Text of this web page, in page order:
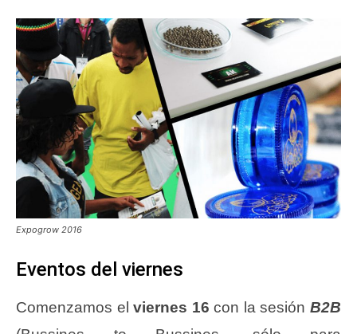
Expogrow 2016
Eventos del viernes
Comenzamos elviernes 16 con la sesiónB2B